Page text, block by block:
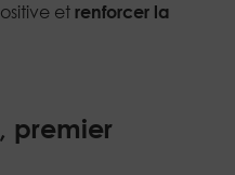
et renforcer la
premier